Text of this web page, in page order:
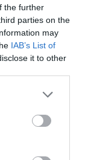
the further
parties on the
may
IAB’s List of
it to other
more Google
may click to
party tags to
below Google
τις